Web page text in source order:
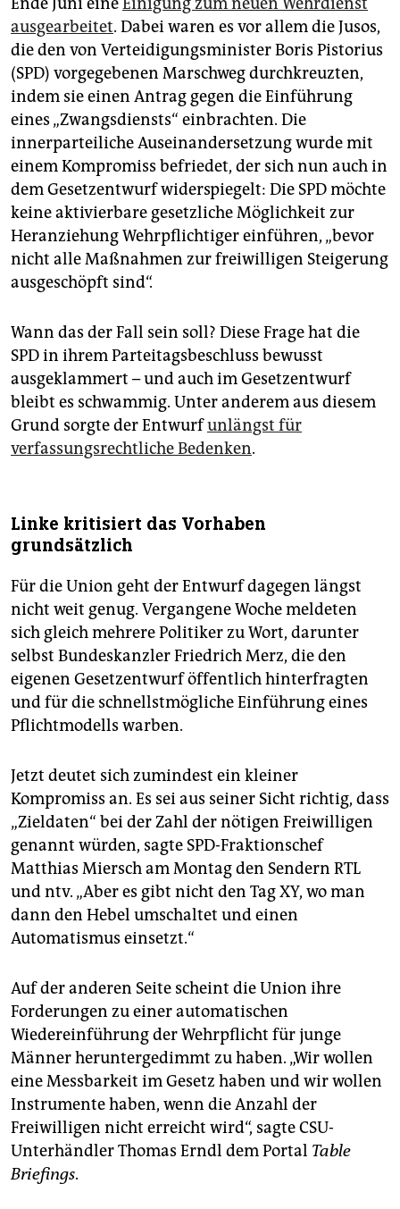
ausgearbeitet. Dabei waren es vor allem die Jusos,
die den von Verteidigungsminister Boris Pistorius
(SPD) vorgegebenen Marschweg durchkreuzten,
indem sie einen Antrag gegen die Einführung
eines „Zwangsdiensts“ einbrachten. Die
innerparteiliche Auseinandersetzung wurde mit
einem Kompromiss befriedet, der sich nun auch in
dem Gesetzentwurf widerspiegelt: Die SPD möchte
keine aktivierbare gesetzliche Möglichkeit zur
Heranziehung Wehrpflichtiger einführen, „bevor
nicht alle Maßnahmen zur freiwilligen Steigerung
ausgeschöpft sind“.
Wann das der Fall sein soll? Diese Frage hat die
SPD in ihrem Parteitagsbeschluss bewusst
ausgeklammert – und auch im Gesetzentwurf
bleibt es schwammig. Unter anderem aus diesem
Grund sorgte der Entwurfunlängst für
verfassungsrechtliche Bedenken.
Linke kritisiert das Vorhaben
grundsätzlich
Für die Union geht der Entwurf dagegen längst
nicht weit genug. Vergangene Woche meldeten
sich gleich mehrere Politiker zu Wort, darunter
selbst Bundeskanzler Friedrich Merz, die den
eigenen Gesetzentwurf öffentlich hinterfragten
und für die schnellstmögliche Einführung eines
Pflichtmodells warben.
Jetzt deutet sich zumindest ein kleiner
Kompromiss an. Es sei aus seiner Sicht richtig, dass
„Zieldaten“ bei der Zahl der nötigen Freiwilligen
genannt würden, sagte SPD-Fraktionschef
Matthias Miersch am Montag den Sendern RTL
und ntv. „Aber es gibt nicht den Tag XY, wo man
dann den Hebel umschaltet und einen
Automatismus einsetzt.“
Auf der anderen Seite scheint die Union ihre
Forderungen zu einer automatischen
Wiedereinführung der Wehrpflicht für junge
Männer heruntergedimmt zu haben. „Wir wollen
eine Messbarkeit im Gesetz haben und wir wollen
Instrumente haben, wenn die Anzahl der
Freiwilligen nicht erreicht wird“, sagte CSU-
Unterhändler Thomas Erndl dem Portal Table
Briefings.